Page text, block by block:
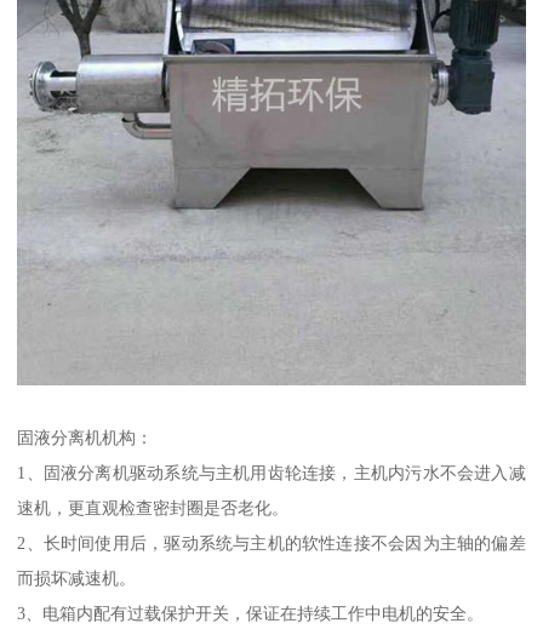
固液分离机机构：
1、固液分离机驱动系统与主机用齿轮连接，主机内污水不会进入减
速机，更直观检查密封圈是否老化。
2、长时间使用后，驱动系统与主机的软性连接不会因为主轴的偏差
而损坏减速机。
3、电箱内配有过载保护开关，保证在持续工作中电机的安全。